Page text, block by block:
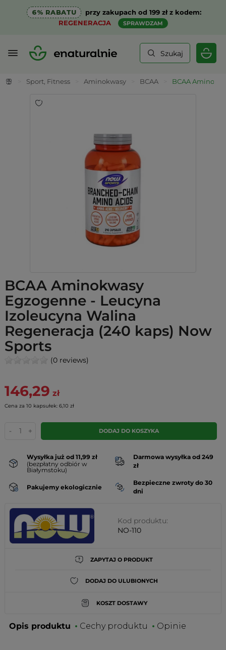
6% RABATU
przy zakupach od 199 zł z kodem:
REGENERACJA
SPRAWDZAM
Szukaj
Sport, Fitness Aminokwasy BCAA BCAA
BCAA Aminokwasy
Egzogenne - Leucyna
Izoleucyna Walina
Regeneracja (240 kaps) Now
Sports
(0 reviews)
146,29 zł
Cena za 10 kapsułek: 6,10 zł
- + DODAJ DO KOSZYKA
Wysyłka już od 11,99 zł
(bezpłatny odbiór w
Białymstoku)
Darmowa wysyłka od 249
zł
Pakujemy ekologicznie
Bezpieczne zwroty do 30
dni
Kod produktu:
NO-110
ZAPYTAJ O PRODUKT
DODAJ DO ULUBIONYCH
KOSZT DOSTAWY
Opis produktu Cechy produktu Opinie